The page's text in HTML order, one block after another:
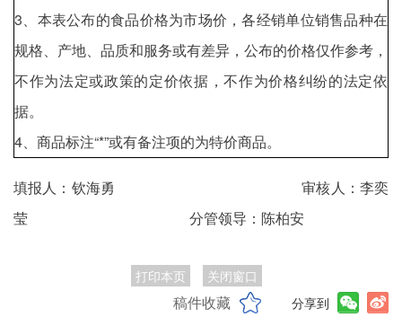
3、本表公布的食品价格为市场价，各经销单位销售品种在
规格、产地、品质和服务或有差异，公布的价格仅作参考，
不作为法定或政策的定价依据，不作为价格纠纷的法定依
据。
4、商品标注“*”或有备注项的为特价商品。
填报人：钦海勇 审核人：李奕
莹 分管领导：陈柏安
打印本页 关闭窗口
稿件收藏 分享到